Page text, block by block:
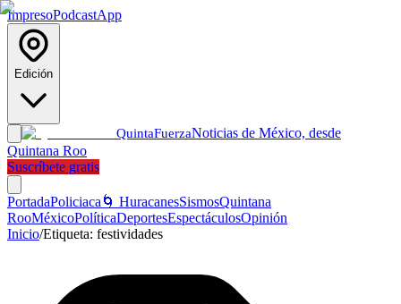
ImpresoPodcastApp
Edición
QuintaFuerzaNoticias de México, desde
Quintana Roo
Suscríbete gratis
PortadaPoliciaca 🌀 HuracanesSismosQuintana
RooMéxicoPolíticaDeportesEspectáculosOpinión
Inicio/Etiqueta: festividades